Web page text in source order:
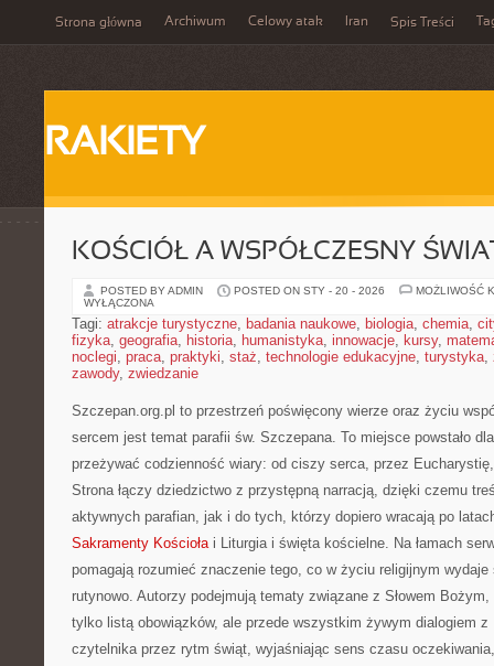
Strona główna Archiwum Celowy atak Iran Spis Treści
RAKIETY
KOŚCIÓŁ A WSPÓŁCZESNY
POSTED BY ADMIN POSTED ON STY - 20 - 2026
MOŻLIWOŚĆ
WYŁĄCZONA
Tagi: atrakcje turystyczne, badania naukowe, biologia, chemia,
fizyka, geografia, historia, humanistyka, innowacje, kursy,
noclegi, praca, praktyki, staż, technologie edukacyjne, turystyka,
zawody, zwiedzanie
Szczepan.org.pl to przestrzeń poświęcony wierze oraz życiu
sercem jest temat parafii św. Szczepana. To miejsce powstało
przeżywać codzienność wiary: od ciszy serca, przez
Strona łączy dziedzictwo z przystępną narracją, dzięki czemu
aktywnych parafian, jak i do tych, którzy dopiero wracają po
Sakramenty Kościołai Liturgia i święta kościelne. Na łamach
pomagają rozumieć znaczenie tego, co w życiu religijnym
rutynowo. Autorzy podejmują tematy związane z Słowem
tylko listą obowiązków, ale przede wszystkim żywym dialogiem z
czytelnika przez rytm świąt, wyjaśniając sens czasu